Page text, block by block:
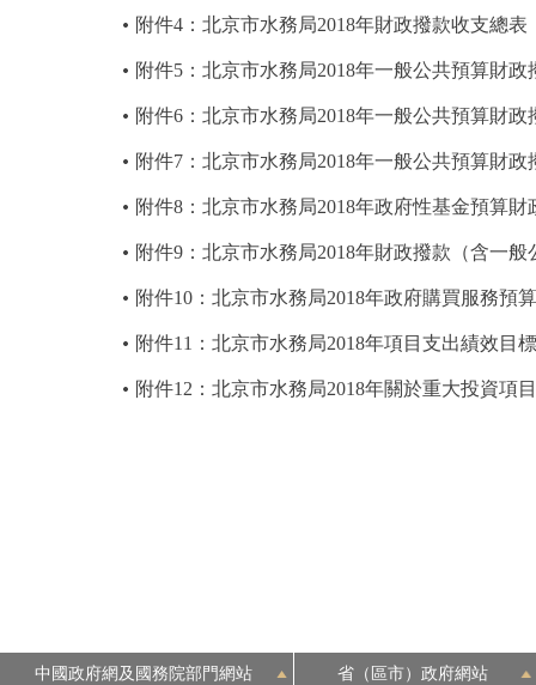
附件4：北京市水務局2018年財政撥款收支總表
附件5：北京市水務局2018年一般公共預算財政
附件6：北京市水務局2018年一般公共預算財政
附件7：北京市水務局2018年一般公共預算財政
附件8：北京市水務局2018年政府性基金預算財
附件9：北京市水務局2018年財政撥款（含一
附件10：北京市水務局2018年政府購買服務預
附件11：北京市水務局2018年項目支出績效目
附件12：北京市水務局2018年關於重大投資項
中國政府網及國務院部門網站 省（區市）政府網站